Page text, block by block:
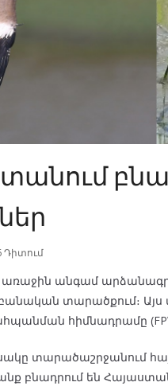
Դիտում
անգամ
տարածքում։ Այս
հիմնադրամը
տարածաշրջանում
բնադրում են